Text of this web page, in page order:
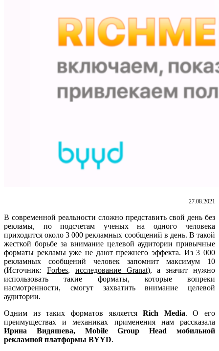
27.08.2021
В современной реальности сложно представить свой день без
рекламы, по подсчетам ученых на одного человека
приходится около 3 000 рекламных сообщений в день. В такой
жесткой борьбе за внимание целевой аудитории привычные
форматы рекламы уже не дают прежнего эффекта. Из 3 000
рекламных сообщений человек запомнит максимум 10
(Источник:
Forbes, исследование Granat),а значит нужно
использовать такие форматы, которые вопреки
насмотренности, смогут захватить внимание целевой
аудитории.
Одним из таких форматов являетсяRich Media. О его
преимуществах и механиках применения нам рассказала
Ирина Видяшева, Mobile Group Head мобильной
рекламной платформы BYYD.